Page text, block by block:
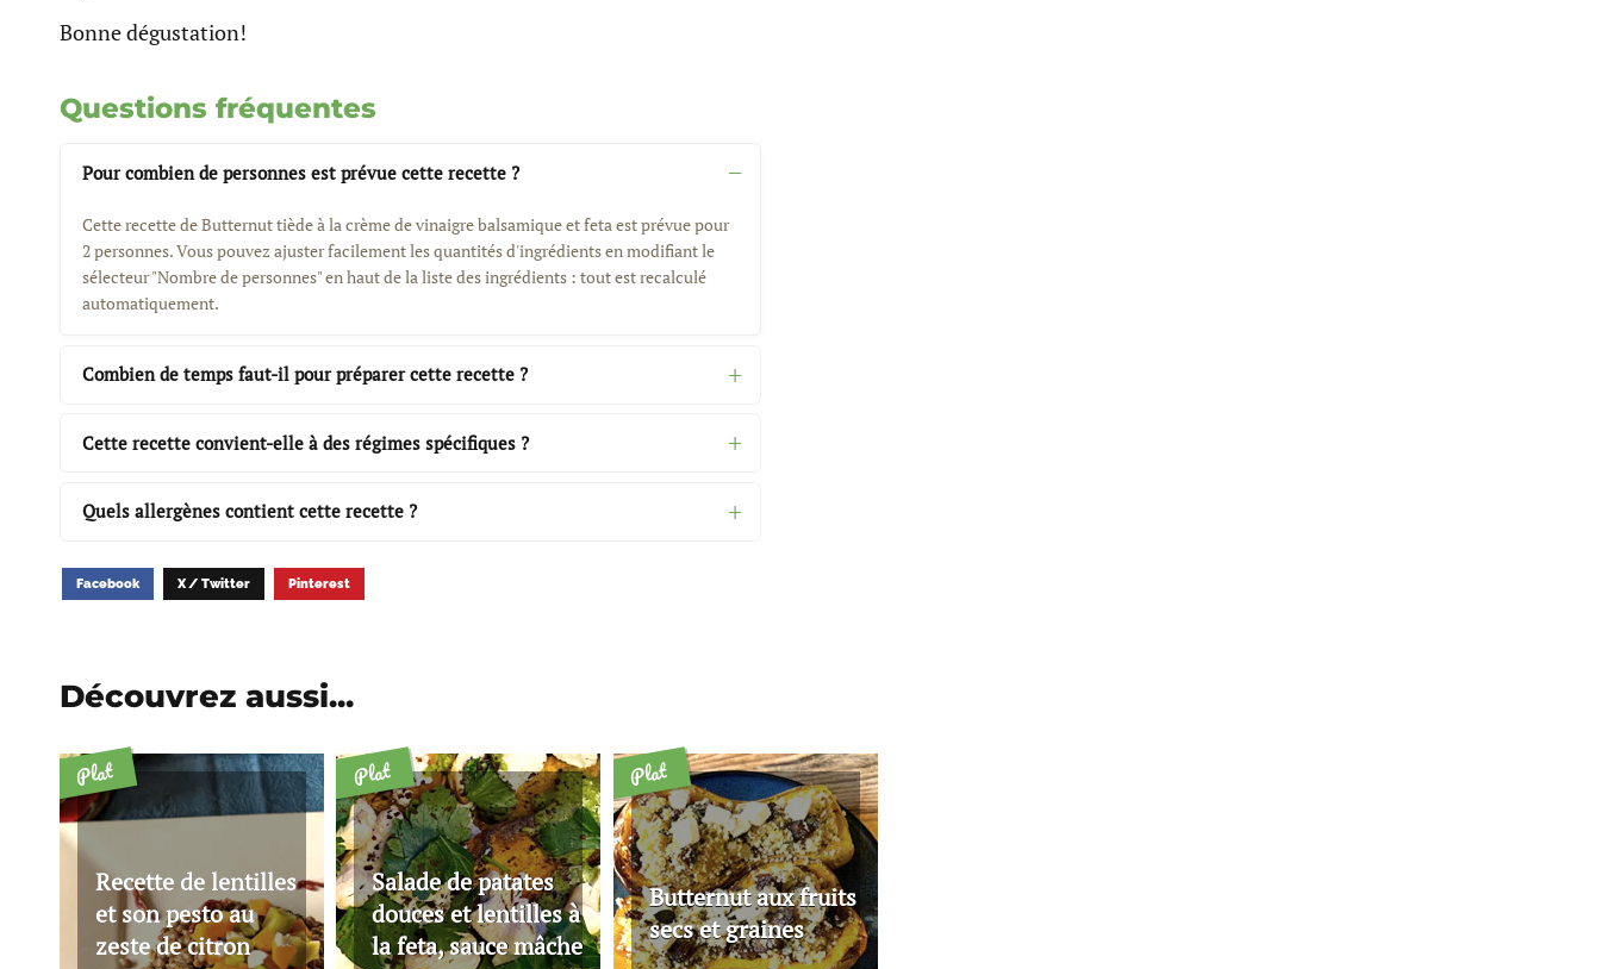
Bonne dégustation!
Questions fréquentes
Pour combien de personnes est prévue cette recette ?
Cette recette de Butternut tiède à la crème de vinaigre balsamique et feta est prévue pour
2 personnes. Vous pouvez ajuster facilement les quantités d'ingrédients en modifiant le
sélecteur "Nombre de personnes" en haut de la liste des ingrédients : tout est recalculé
automatiquement.
Combien de temps faut-il pour préparer cette recette ?
Cette recette convient-elle à des régimes spécifiques ?
Quels allergènes contient cette recette ?
Facebook X / Twitter Pinterest
Découvrez aussi...
Plat
Recette de lentilles
et son pesto au
zeste de citron
Plat
Salade de patates
douces et lentilles à
la feta, sauce mâche
Plat
Butternut aux fruits
secs et graines